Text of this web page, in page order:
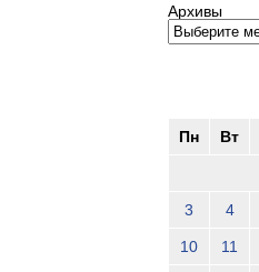
Архивы
Пн Вт
3 4
10 11